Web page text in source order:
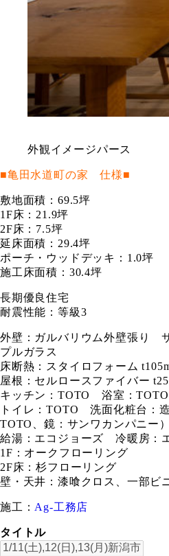
外観イメージパース
■亀田水道町の家 仕様■
敷地面積：69.5坪
1F床：21.9坪
2F床：7.5坪
延床面積：29.4坪
ポーチ・ウッドデッキ：1.0坪
施工床面積：30.4坪
長期優良住宅
耐震性能：等級3
外壁：ガルバリウム外壁張り
プルガラス
床断熱：スタイロフォーム
屋根：セルロースファイバー
キッチン：TOTO 浴室：TOTO
トイレ：TOTO 洗面化粧台：
TOTO、鏡：サンワカンパニー）
給湯：エコジョーズ 冷暖房：
1F：オークフローリング
2F床：杉フローリング
壁・天井：漆喰クロス、一部ビ
施工： Ag-工務店
タイトル